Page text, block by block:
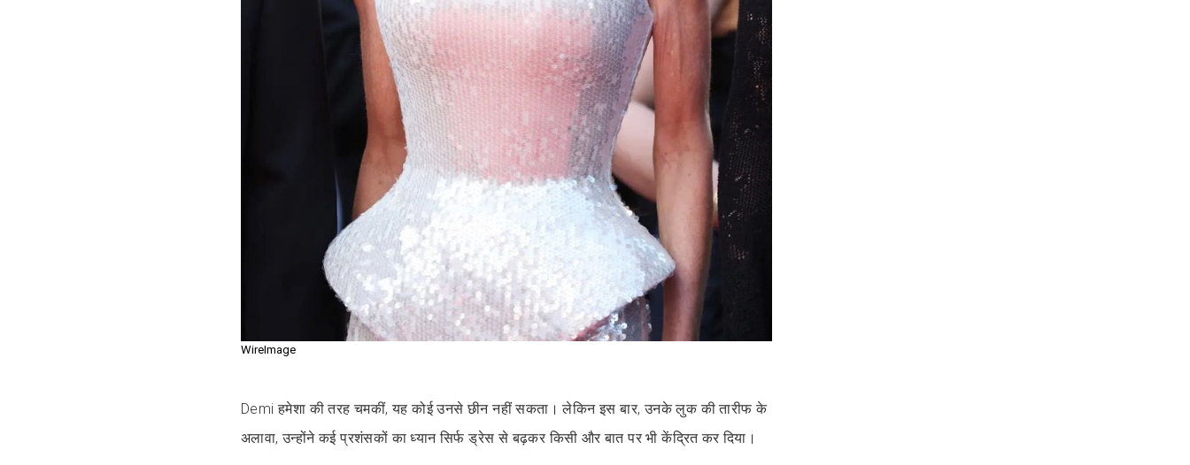
WireImage
Demi हमेशा की तरह चमकीं, यह कोई उनसे छीन नहीं सकता। लेकिन इस बार, उनके लुक की तारीफ के
अलावा, उन्होंने कई प्रशंसकों का ध्यान सिर्फ ड्रेस से बढ़कर किसी और बात पर भी केंद्रित कर दिया।